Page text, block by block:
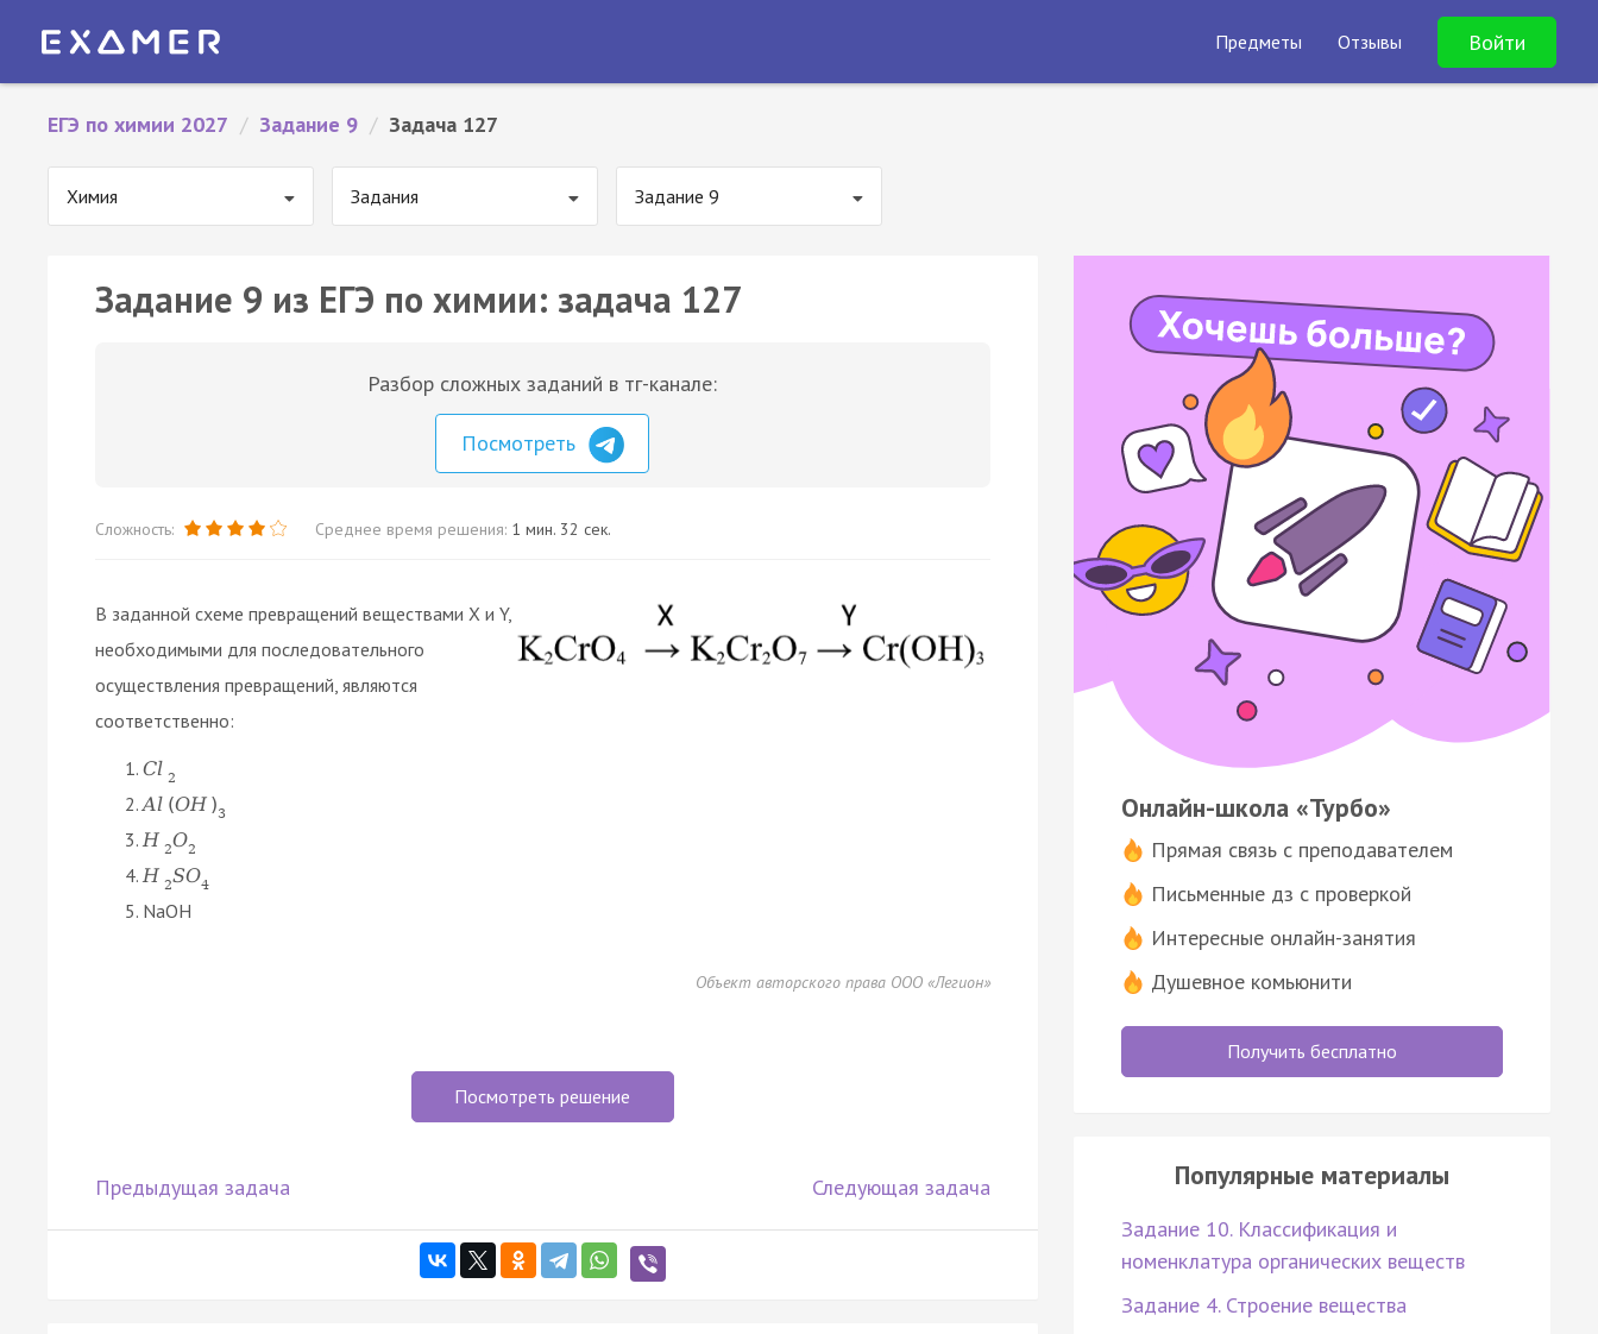
Предметы Отзывы Войти
ЕГЭ по химии 2027 / Задание 9 / Задача 127
Химия Задания Задание 9
Задание 9 из ЕГЭ по химии: задача 127
Разбор сложных заданий в тг-канале:
Посмотреть
Сложность: Среднее время решения: 1 мин. 32 сек.
В заданной схеме превращений веществами X и Y,
необходимыми для последовательного
осуществления превращений, являются
соответственно:
Cl 2
Al (OH )3
H 2O2
H 2SO4
NaOH
Объект авторского права ООО «Легион»
Посмотреть решение
Предыдущая задача Следующая задача
Онлайн-школа «Турбо»
Прямая связь с преподавателем
Письменные дз с проверкой
Интересные онлайн-занятия
Душевное комьюнити
Получить бесплатно
Популярные материалы
Задание 10. Классификация и
номенклатура органических веществ
Задание 4. Строение вещества